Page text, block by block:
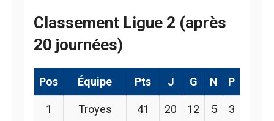
Classement Ligue 2 (après
20 journées)
Pos Équipe Pts J G N P
1 Troyes 41 20 12 5 3